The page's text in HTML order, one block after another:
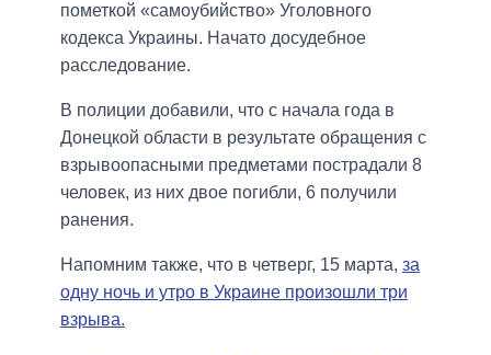
пометкой «самоубийство» Уголовного
кодекса Украины. Начато досудебное
расследование.
В полиции добавили, что с начала года в
Донецкой области в результате обращения с
взрывоопасными предметами пострадали 8
человек, из них двое погибли, 6 получили
ранения.
Напомним также, что в четверг, 15 марта, за
одну ночь и утро в Украине произошли три
взрыва.